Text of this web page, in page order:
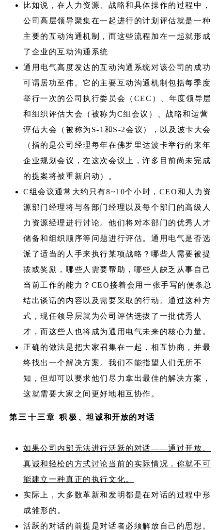
比如说，在人力资源、战略和具体操作的过程中，
公司高层领导聚集在一起进行的计划评估就是一种
主要的互动沟通机制，而这些流程加在一起就形成
了企业的互动沟通系统
通用电气高度发达的互动沟通系统对该公司的成功
可谓居功至伟。它的主要互动沟通机制包括每季度
举行一次的公司执行委员会（CEC）、年度领导层
和组织评估大会（被称为C组会议）、战略和运营
评估大会（被称为S-1和S-2会议），以及波卡大会
（指的是公司经理每年在佛罗里达波卡举行的来年
企业规划会议，在这次会议上，许多目前尚未完成
的提案将被重新启动）。
C组会议通常大约只有8~10个小时，CEO和人力资
源部门经理将与各部门经理以及每个部门的高级人
力资源经理进行讨论。他们将对本部门的优秀人才
储备和组织顺序等问题进行评估。通用电气是否选
派了适当的人手来执行某项战略？哪些人需要被提
拔或奖励，哪些人需要帮助，哪些人缺乏从事自己
当前工作的能力？CEO接着会用一张手写的便条总
结出谈话的内容以及需要采取的行动。通过这种方
式，现任领导层就为公司评估选拔了一批优秀人
才，而这些人也将成为通用电气未来的核心力量。
正确的做法是把大家召集在一起，相互协商，并最
终找出一个解决方案。我们不能指望人们无所不
知，但却可以要求他们尽力拿出最佳的解决方案，
这就需要大家之间更好地相互协作。
第三十三章 积极、坦诚和开放的对话
如果公司内部无法进行活跃的对话——通过开放、
真诚和轻松的方式讨论当前的实际情况，你就不可
能建立一种真正的执行文化。
实际上，大多数革新和发明都是在对话的过程中形
成雏形的。
活跃的对话的前提是对话者必须解放自己的思想。